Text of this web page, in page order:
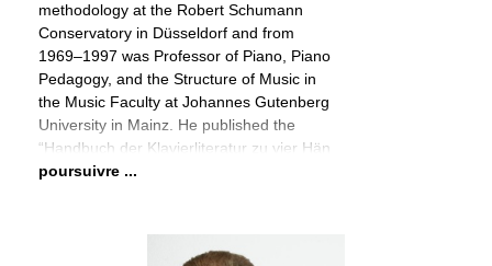
methodology at the Robert Schumann
Conservatory in Düsseldorf and from
1969–1997 was Professor of Piano, Piano
Pedagogy, and the Structure of Music in
the Music Faculty at Johannes Gutenberg
University in Mainz. He published the
“Handbuch der Klavierliteratur zu vier Hän
poursuivre ...